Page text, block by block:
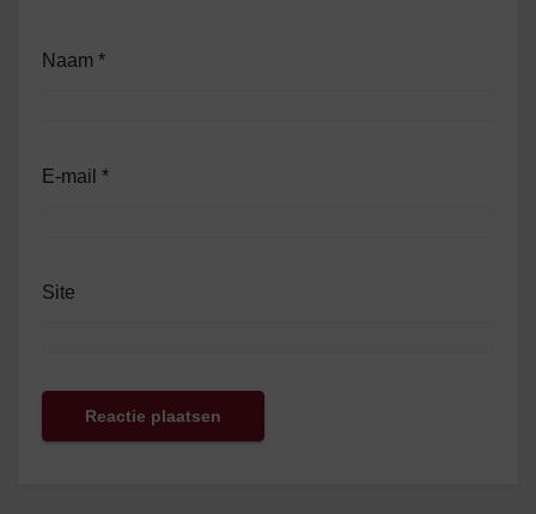
Naam *
E-mail *
Site